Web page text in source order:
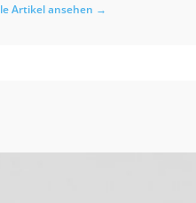
Artikel ansehen →